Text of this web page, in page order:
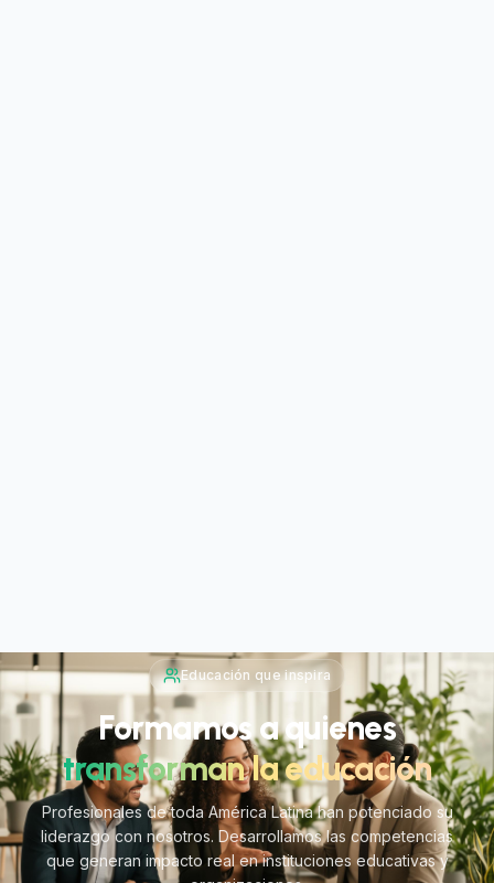
Educación que inspira
Formamos a quienes
transforman la educación
Profesionales de toda América Latina han potenciado su
liderazgo con nosotros. Desarrollamos las competencias
que generan impacto real en instituciones educativas y